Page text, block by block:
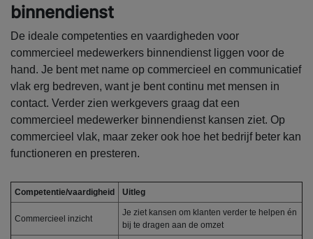
binnendienst
De ideale competenties en vaardigheden voor
commercieel medewerkers binnendienst liggen voor de
hand. Je bent met name op commercieel en communicatief
vlak erg bedreven, want je bent continu met mensen in
contact. Verder zien werkgevers graag dat een
commercieel medewerker binnendienst kansen ziet. Op
commercieel vlak, maar zeker ook hoe het bedrijf beter kan
functioneren en presteren.
Competentie/vaardigheid Uitleg
Commercieel inzicht
Je ziet kansen om klanten verder te helpen én
bij te dragen aan de omzet